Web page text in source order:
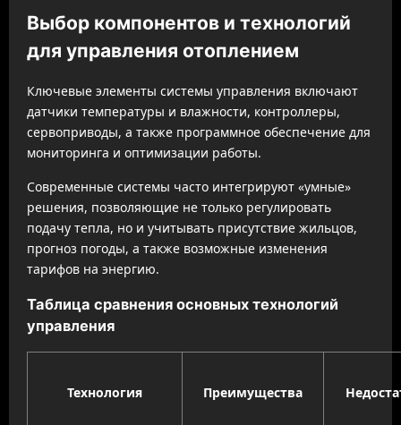
Выбор компонентов и технологий
для управления отоплением
Ключевые элементы системы управления включают
датчики температуры и влажности, контроллеры,
сервоприводы, а также программное обеспечение для
мониторинга и оптимизации работы.
Современные системы часто интегрируют «умные»
решения, позволяющие не только регулировать
подачу тепла, но и учитывать присутствие жильцов,
прогноз погоды, а также возможные изменения
тарифов на энергию.
Таблица сравнения основных технологий
управления
Технология Преимущества